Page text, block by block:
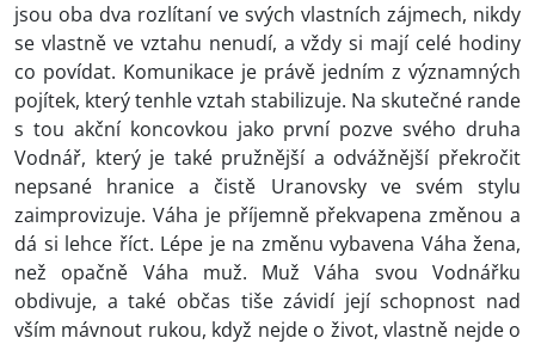
jsou oba dva rozlítaní ve svých vlastních zájmech, nikdy
se vlastně ve vztahu nenudí, a vždy si mají celé hodiny
co povídat. Komunikace je právě jedním z významných
pojítek, který tenhle vztah stabilizuje. Na skutečné rande
s tou akční koncovkou jako první pozve svého druha
Vodnář, který je také pružnější a odvážnější překročit
nepsané hranice a čistě Uranovsky ve svém stylu
zaimprovizuje. Váha je příjemně překvapena změnou a
dá si lehce říct. Lépe je na změnu vybavena Váha žena,
než opačně Váha muž. Muž Váha svou Vodnářku
obdivuje, a také občas tiše závidí její schopnost nad
vším mávnout rukou, když nejde o život, vlastně nejde o